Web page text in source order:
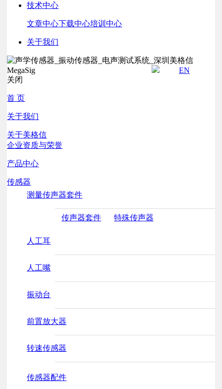
技术中心
文章中心下载中心培训中心
关于我们
EN
关闭
首 页
关于我们
关于美格信
企业资质与荣誉
产品中心
传感器
测量传声器套件
传声器套件 特殊传声器
人工耳
人工嘴
振动台
前置放大器
转速传感器
传感器配件